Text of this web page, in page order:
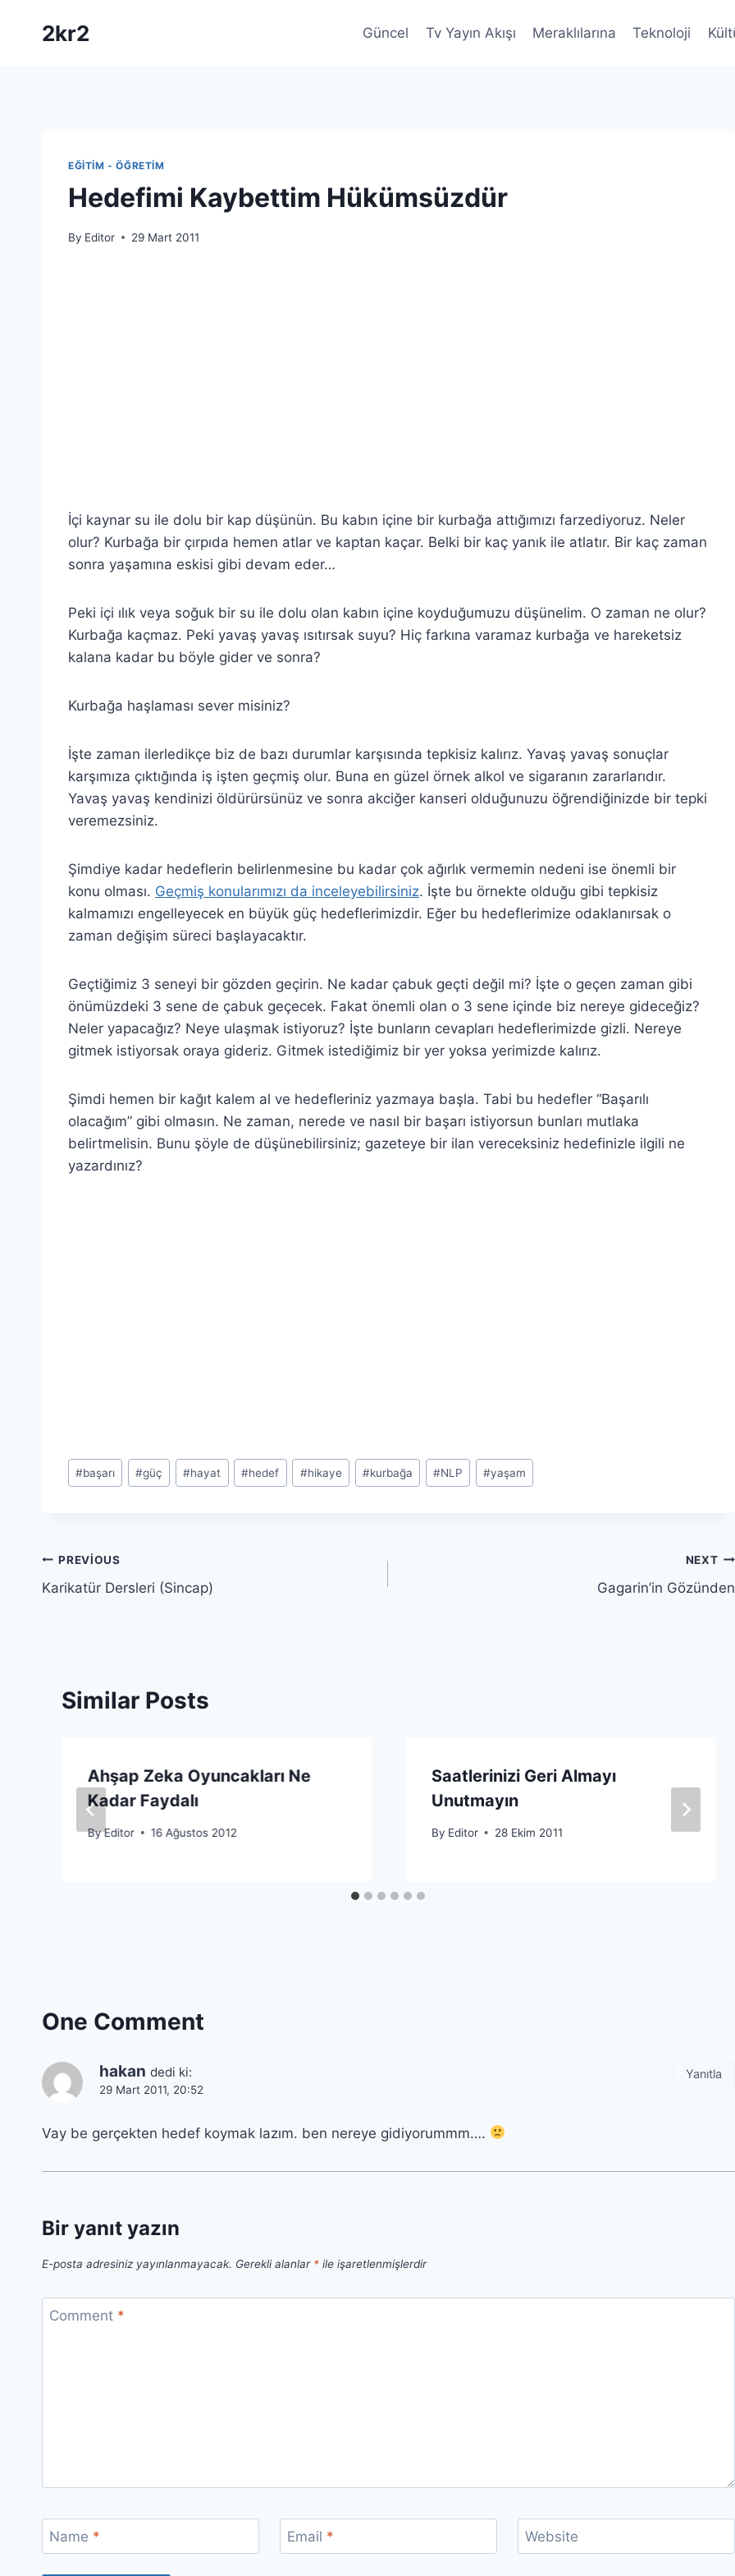
2kr2 Güncel Tv Yayın Akışı Meraklılarına Teknoloji
EĞITIM - ÖĞRETIM
Hedefimi Kaybettim Hükümsüzdür
By Editor 29 Mart 2011
İçi kaynar su ile dolu bir kap düşünün. Bu kabın içine bir kurbağa attığımızı farzediyoruz. Neler
olur? Kurbağa bir çırpıda hemen atlar ve kaptan kaçar. Belki bir kaç yanık ile atlatır. Bir kaç zaman
sonra yaşamına eskisi gibi devam eder…
Peki içi ılık veya soğuk bir su ile dolu olan kabın içine koyduğumuzu düşünelim. O zaman ne olur?
Kurbağa kaçmaz. Peki yavaş yavaş ısıtırsak suyu? Hiç farkına varamaz kurbağa ve hareketsiz
kalana kadar bu böyle gider ve sonra?
Kurbağa haşlaması sever misiniz?
İşte zaman ilerledikçe biz de bazı durumlar karşısında tepkisiz kalırız. Yavaş yavaş sonuçlar
karşımıza çıktığında iş işten geçmiş olur. Buna en güzel örnek alkol ve sigaranın zararlarıdır.
Yavaş yavaş kendinizi öldürürsünüz ve sonra akciğer kanseri olduğunuzu öğrendiğinizde bir tepki
veremezsiniz.
Şimdiye kadar hedeflerin belirlenmesine bu kadar çok ağırlık vermemin nedeni ise önemli bir
konu olması. Geçmiş konularımızı da inceleyebilirsiniz. İşte bu örnekte olduğu gibi tepkisiz
kalmamızı engelleyecek en büyük güç hedeflerimizdir. Eğer bu hedeflerimize odaklanırsak o
zaman değişim süreci başlayacaktır.
Geçtiğimiz 3 seneyi bir gözden geçirin. Ne kadar çabuk geçti değil mi? İşte o geçen zaman gibi
önümüzdeki 3 sene de çabuk geçecek. Fakat önemli olan o 3 sene içinde biz nereye gideceğiz?
Neler yapacağız? Neye ulaşmak istiyoruz? İşte bunların cevapları hedeflerimizde gizli. Nereye
gitmek istiyorsak oraya gideriz. Gitmek istediğimiz bir yer yoksa yerimizde kalırız.
Şimdi hemen bir kağıt kalem al ve hedefleriniz yazmaya başla. Tabi bu hedefler “Başarılı
olacağım” gibi olmasın. Ne zaman, nerede ve nasıl bir başarı istiyorsun bunları mutlaka
belirtmelisin. Bunu şöyle de düşünebilirsiniz; gazeteye bir ilan vereceksiniz hedefinizle ilgili ne
yazardınız?
Post
Tags:
#başarı #güç #hayat #hedef #hikaye #kurbağa #NLP #yaşam
Yazı
gezinmesi
PREVIOUS
Karikatür Dersleri (Sincap)
NEXT
Gagarin’in Gözünden
Similar Posts
Ahşap Zeka Oyuncakları Ne
Kadar Faydalı
ByEditor 16 Ağustos 2012
Saatlerinizi Geri Almayı
Unutmayın
By Editor 28 Ekim 2011
One Comment
hakan dedi ki:
29 Mart 2011, 20:52
Vay be gerçekten hedef koymak lazım. ben nereye gidiyorummm….
Yanıtla
Bir yanıt yazın
E-posta adresiniz yayınlanmayacak. Gerekli alanlar * ile işaretlenmişlerdir
Comment *
Name * Email * Website